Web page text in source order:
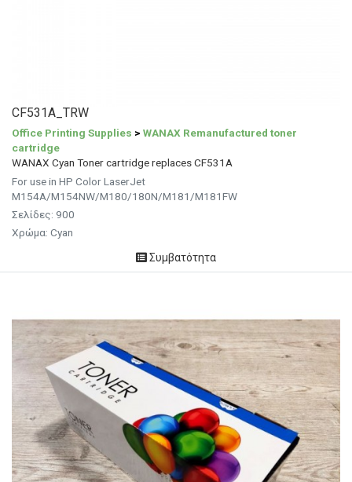
CF531A_TRW
Office Printing Supplies > WANAX Remanufactured toner
cartridge
WANAX Cyan Toner cartridge replaces CF531A
For use in HP Color LaserJet
M154A/M154NW/M180/180N/M181/M181FW
Σελίδες: 900
Χρώμα: Cyan
Συμβατότητα